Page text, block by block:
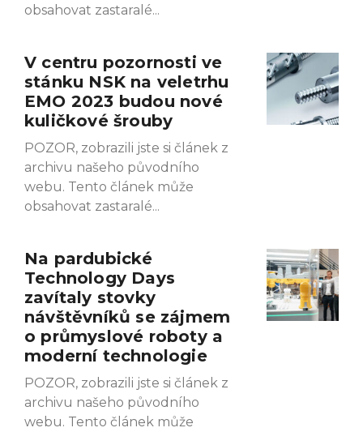
obsahovat zastaralé
V centru pozornosti ve
stánku NSK na veletrhu
EMO 2023 budou nové
kuličkové šrouby
POZOR, zobrazili jste si článek z
archivu našeho původního
webu. Tento článek může
obsahovat zastaralé
Na pardubické
Technology Days
zavítaly stovky
návštěvníků se zájmem
o průmyslové roboty a
moderní technologie
POZOR, zobrazili jste si článek z
archivu našeho původního
webu. Tento článek může